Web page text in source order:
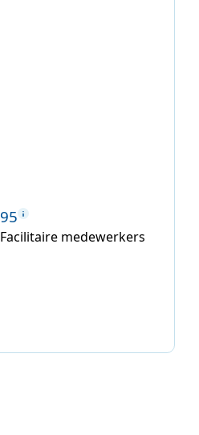
95
Facilitaire medewerkers